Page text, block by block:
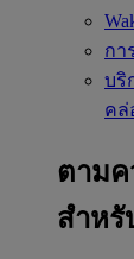
กา
บริ
คล่
ตามค
สำหรั